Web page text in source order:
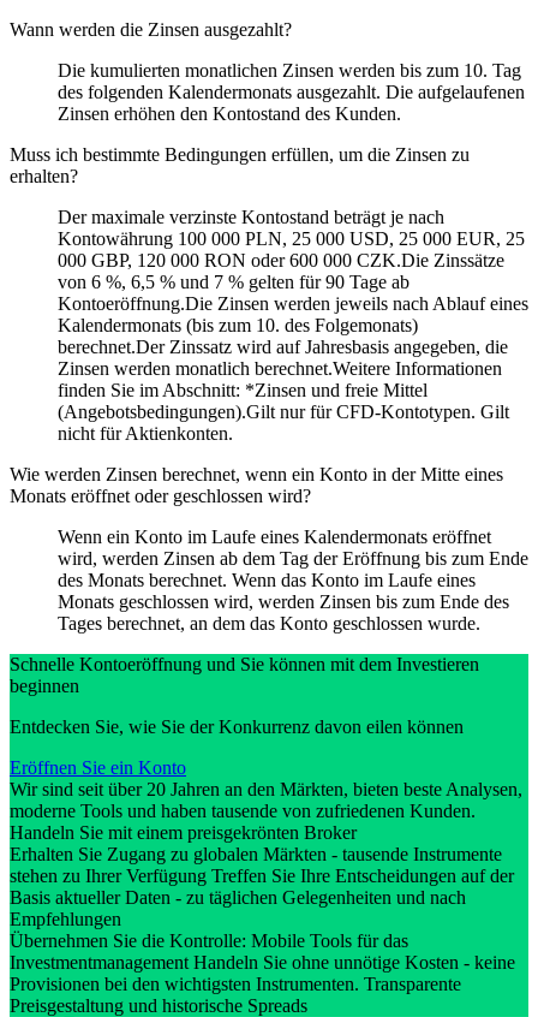
Wann werden die Zinsen ausgezahlt?
Die kumulierten monatlichen Zinsen werden bis zum 10. Tag
des folgenden Kalendermonats ausgezahlt. Die aufgelaufenen
Zinsen erhöhen den Kontostand des Kunden.
Muss ich bestimmte Bedingungen erfüllen, um die Zinsen zu
erhalten?
Der maximale verzinste Kontostand beträgt je nach
Kontowährung 100 000 PLN, 25 000 USD, 25 000 EUR, 25
000 GBP, 120 000 RON oder 600 000 CZK.Die Zinssätze
von 6 %, 6,5 % und 7 % gelten für 90 Tage ab
Kontoeröffnung.Die Zinsen werden jeweils nach Ablauf eines
Kalendermonats (bis zum 10. des Folgemonats)
berechnet.Der Zinssatz wird auf Jahresbasis angegeben, die
Zinsen werden monatlich berechnet.Weitere Informationen
finden Sie im Abschnitt: *Zinsen und freie Mittel
(Angebotsbedingungen).Gilt nur für CFD-Kontotypen. Gilt
nicht für Aktienkonten.
Wie werden Zinsen berechnet, wenn ein Konto in der Mitte eines
Monats eröffnet oder geschlossen wird?
Wenn ein Konto im Laufe eines Kalendermonats eröffnet
wird, werden Zinsen ab dem Tag der Eröffnung bis zum Ende
des Monats berechnet. Wenn das Konto im Laufe eines
Monats geschlossen wird, werden Zinsen bis zum Ende des
Tages berechnet, an dem das Konto geschlossen wurde.
Schnelle Kontoeröffnung und Sie können mit dem Investieren
beginnen
Entdecken Sie, wie Sie der Konkurrenz davon eilen können
Eröffnen Sie ein Konto
Wir sind seit über 20 Jahren an den Märkten, bieten beste Analysen,
moderne Tools und haben tausende von zufriedenen Kunden.
Handeln Sie mit einem preisgekrönten Broker
Erhalten Sie Zugang zu globalen Märkten - tausende Instrumente
stehen zu Ihrer Verfügung Treffen Sie Ihre Entscheidungen auf der
Basis aktueller Daten - zu täglichen Gelegenheiten und nach
Empfehlungen
Übernehmen Sie die Kontrolle: Mobile Tools für das
Investmentmanagement Handeln Sie ohne unnötige Kosten - keine
Provisionen bei den wichtigsten Instrumenten. Transparente
Preisgestaltung und historische Spreads